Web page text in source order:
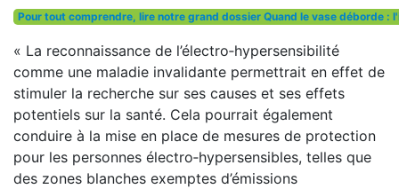
Pour tout comprendre, lire notre grand dossier Quand le vase déborde :
« La reconnaissance de l’électro‑hypersensibilité
comme une maladie invalidante permettrait en effet de
stimuler la recherche sur ses causes et ses effets
potentiels sur la santé. Cela pourrait également
conduire à la mise en place de mesures de protection
pour les personnes électro‑hypersensibles, telles que
des zones blanches exemptes d’émissions